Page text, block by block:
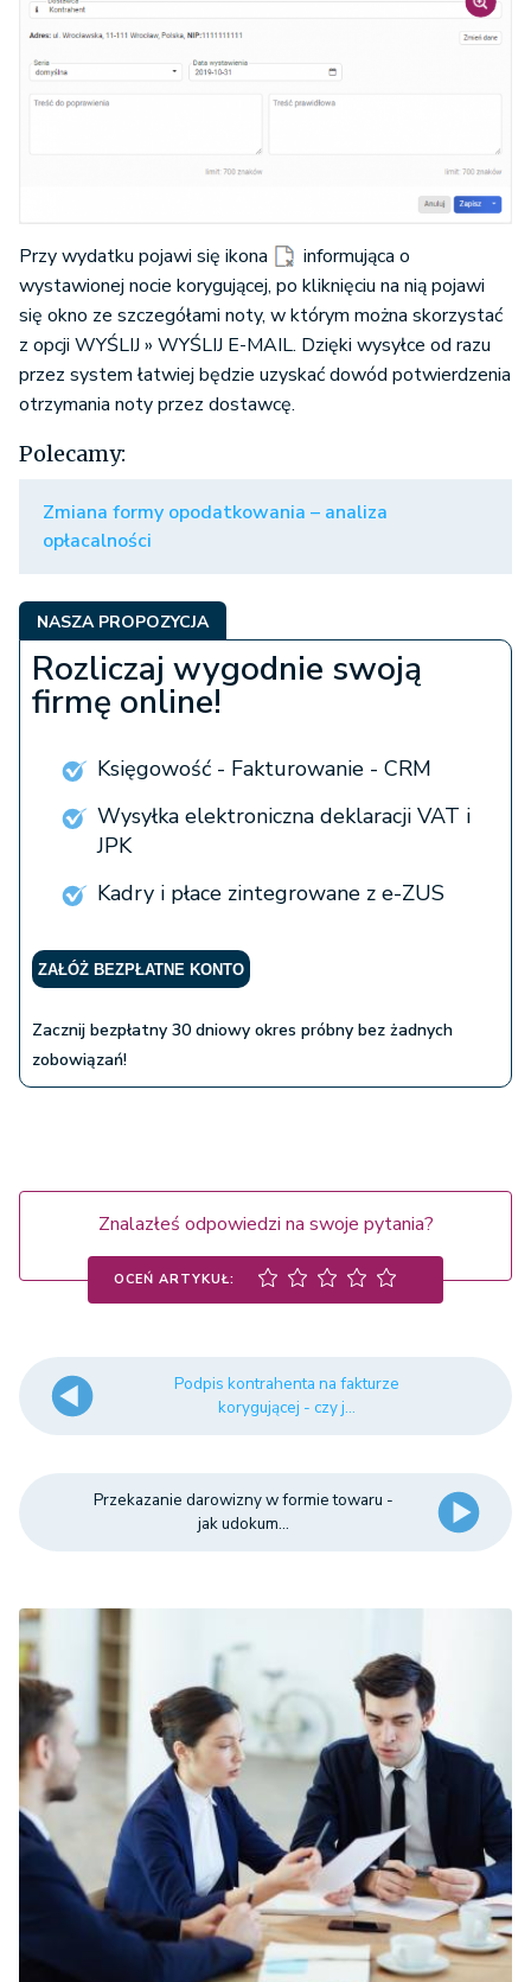
Przy wydatku pojawi się ikona
informująca o
wystawionej nocie korygującej, po kliknięciu na nią pojawi
się okno ze szczegółami noty, w którym można skorzystać
z opcji WYŚLIJ » WYŚLIJ E-MAIL. Dzięki wysyłce od razu
przez system łatwiej będzie uzyskać dowód potwierdzenia
otrzymania noty przez dostawcę.
Polecamy:
Zmiana formy opodatkowania – analiza
opłacalności
NASZA PROPOZYCJA
Rozliczaj wygodnie swoją
firmę online!
Księgowość - Fakturowanie - CRM
Wysyłka elektroniczna deklaracji VAT i
JPK
Kadry i płace zintegrowane z e-ZUS
ZAŁÓŻ BEZPŁATNE KONTO
Zacznij bezpłatny 30 dniowy okres próbny bez żadnych
zobowiązań!
Znalazłeś odpowiedzi na swoje pytania?
OCEŃ ARTYKUŁ:
Podpis kontrahenta na fakturze
korygującej - czy j...
Przekazanie darowizny w formie towaru -
jak udokum...